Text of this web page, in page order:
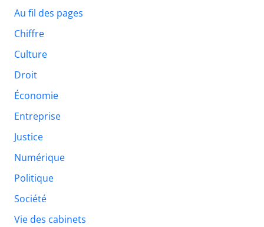
Au fil des pages
Chiffre
Culture
Droit
Économie
Entreprise
Justice
Numérique
Politique
Société
Vie des cabinets